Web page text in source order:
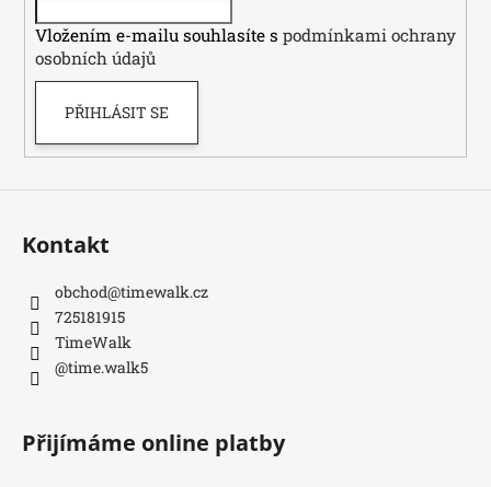
Vložením e-mailu souhlasíte s podmínkami ochrany
osobních údajů
PŘIHLÁSIT SE
Kontakt
obchod@timewalk.cz
725181915
TimeWalk
@time.walk5
Přijímáme online platby